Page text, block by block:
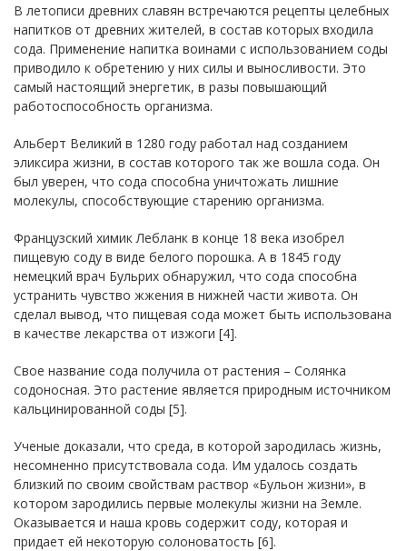
В летописи древних славян встречаются рецепты целебных
напитков от древних жителей, в состав которых входила
сода. Применение напитка воинами с использованием соды
приводило к обретению у них силы и выносливости. Это
самый настоящий энергетик, в разы повышающий
работоспособность организма.
Альберт Великий в 1280 году работал над созданием
эликсира жизни, в состав которого так же вошла сода. Он
был уверен, что сода способна уничтожать лишние
молекулы, способствующие старению организма.
Французский химик Лебланк в конце 18 века изобрел
пищевую соду в виде белого порошка. А в 1845 году
немецкий врач Бульрих обнаружил, что сода способна
устранить чувство жжения в нижней части живота. Он
сделал вывод, что пищевая сода может быть использована
в качестве лекарства от изжоги [4].
Свое название сода получила от растения – Солянка
содоносная. Это растение является природным источником
кальцинированной соды [5].
Ученые доказали, что среда, в которой зародилась жизнь,
несомненно присутствовала сода. Им удалось создать
близкий по своим свойствам раствор «Бульон жизни», в
котором зародились первые молекулы жизни на Земле.
Оказывается и наша кровь содержит соду, которая и
придает ей некоторую солоноватость [6].